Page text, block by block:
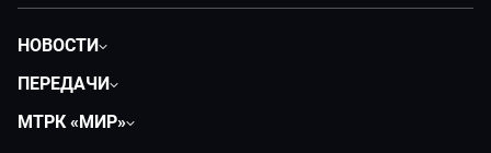
НОВОСТИ
Экономика
ПЕРЕДАЧИ
МТРК «МИР»